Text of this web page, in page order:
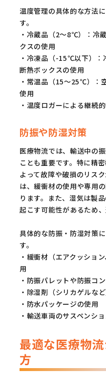
温度管理の具体的な方法
す。
・冷蔵品（2〜8℃）：冷
クスの使用
・冷凍品（-15℃以下）：
断熱ボックスの使用
・常温品（15〜25℃）：
使用
・温度ロガーによる継続
防振や防湿対策
医療物流では、輸送中の
ことも重要です。特に精
よって故障や破損のリス
は、緩衝材の使用や専用
ります。また、湿気は製
起こす可能性があるため
具体的な防振・防湿対策
す。
・緩衝材（エアクッショ
用
・防振パレットや防振コ
・除湿剤（シリカゲルな
・防水パッケージの使用
・輸送車両のサスペンシ
最適な医療物
方